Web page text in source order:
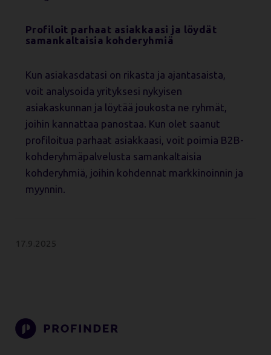
Profiloit parhaat asiakkaasi ja löydät
samankaltaisia kohderyhmiä
Kun asiakasdatasi on rikasta ja ajantasaista,
voit analysoida yrityksesi nykyisen
asiakaskunnan ja löytää joukosta ne ryhmät,
joihin kannattaa panostaa. Kun olet saanut
profiloitua parhaat asiakkaasi, voit poimia B2B-
kohderyhmäpalvelusta samankaltaisia
kohderyhmiä, joihin kohdennat markkinoinnin ja
myynnin.
17.9.2025